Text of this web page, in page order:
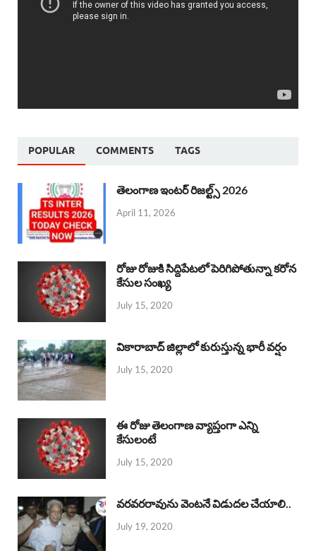
POPULAR COMMENTS TAGS
తెలంగాణ ఇంటర్ రిజల్ట్స్ 2026
April 11, 2026
రోజు రోజుకి సిద్దిపేటలో పెరిగిపోతున్నా కరోన
కేసుల సంఖ్య
July 15, 2020
వికారాబాద్ జిల్లాలో కురుస్తున్న భారీ వర్షం
July 15, 2020
ఈ రోజు తెలంగాణ వ్యాప్తంగా ఎన్ని
కేసులంటే
July 15, 2020
వరవరరావును వెంటనే విడుదల చేయాలి..
July 19, 2020